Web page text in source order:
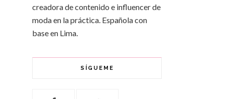
creadora de contenido e influencer de
moda en la práctica. Española con
base en Lima.
SÍGUEME